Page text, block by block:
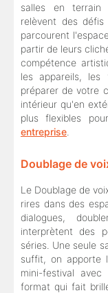
salles en terrain
relèvent des
parcourent
partir de leurs
compétence
les appareils,
préparer de votre
intérieur qu'en
plus flexibles
entreprise
Doublage de
Le Doublage de
rires dans des
dialogues,
interprètent des
séries. Une seule
suffit, on apporte
mini-festival
format qui fait